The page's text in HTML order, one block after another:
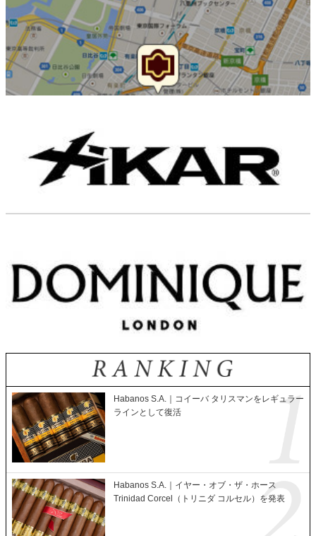
Habanos S.A.｜コイーバ タリスマンをレギュラー
ラインとして復活
Habanos S.A.｜イヤー・オブ・ザ・ホース
Trinidad Corcel（トリニダ コルセル）を発表